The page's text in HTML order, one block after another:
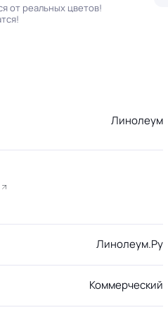
от реальных цветов!
Линолеум
Линолеум.Ру
Коммерческий